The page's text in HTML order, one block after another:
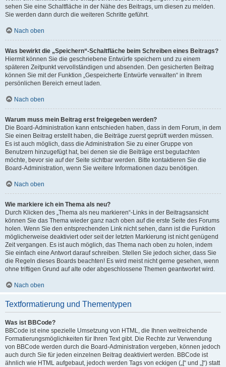
sehen Sie eine Schaltfläche in der Nähe des Beitrags, um diesen zu melden.
Sie werden dann durch die weiteren Schritte geführt.
Nach oben
Was bewirkt die „Speichern“-Schaltfläche beim Schreiben eines Beitrags?
Hiermit können Sie die geschriebene Entwürfe speichern und zu einem
späteren Zeitpunkt vervollständigen und absenden. Den gesicherten Beitrag
können Sie mit der Funktion „Gespeicherte Entwürfe verwalten“ in Ihrem
persönlichen Bereich erneut laden.
Nach oben
Warum muss mein Beitrag erst freigegeben werden?
Die Board-Administration kann entschieden haben, dass in dem Forum, in dem
Sie einen Beitrag erstellt haben, die Beiträge zuerst geprüft werden müssen.
Es ist auch möglich, dass die Administration Sie zu einer Gruppe von
Benutzern hinzugefügt hat, bei denen sie die Beiträge erst begutachten
möchte, bevor sie auf der Seite sichtbar werden. Bitte kontaktieren Sie die
Board-Administration, wenn Sie weitere Informationen dazu benötigen.
Nach oben
Wie markiere ich ein Thema als neu?
Durch Klicken des „Thema als neu markieren“-Links in der Beitragsansicht
können Sie das Thema wieder ganz nach oben auf die erste Seite des Forums
holen. Wenn Sie den entsprechenden Link nicht sehen, dann ist die Funktion
möglicherweise deaktiviert oder seit der letzten Markierung ist nicht genügend
Zeit vergangen. Es ist auch möglich, das Thema nach oben zu holen, indem
Sie einfach eine Antwort darauf schreiben. Stellen Sie jedoch sicher, dass Sie
die Regeln dieses Boards beachten! Es wird meist nicht gerne gesehen, wenn
ohne triftigen Grund auf alte oder abgeschlossene Themen geantwortet wird.
Nach oben
Textformatierung und Thementypen
Was ist BBCode?
BBCode ist eine spezielle Umsetzung von HTML, die Ihnen weitreichende
Formatierungsmöglichkeiten für Ihren Text gibt. Die Rechte zur Verwendung
von BBCode werden durch die Board-Administration vergeben, können jedoch
auch durch Sie für jeden einzelnen Beitrag deaktiviert werden. BBCode ist
ähnlich wie HTML aufgebaut, jedoch werden Tags von eckigen („[“ und „]“) statt